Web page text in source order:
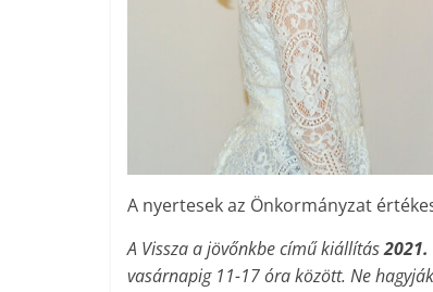
A nyertesek az Önkormányzat
A Vissza a jövőnkbe című kiállítás
vasárnapig 11-17 óra között. Ne